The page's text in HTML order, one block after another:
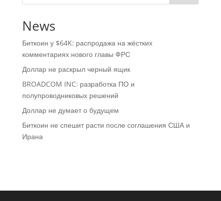
News
Биткоин у $64K: распродажа на жёстких
комментариях нового главы ФРС
Доллар не раскрыл черный ящик
BROADCOM INC: разработка ПО и
полупроводниковых решений
Доллар не думает о будущем
Биткоин не спешит расти после соглашения США и
Ирана